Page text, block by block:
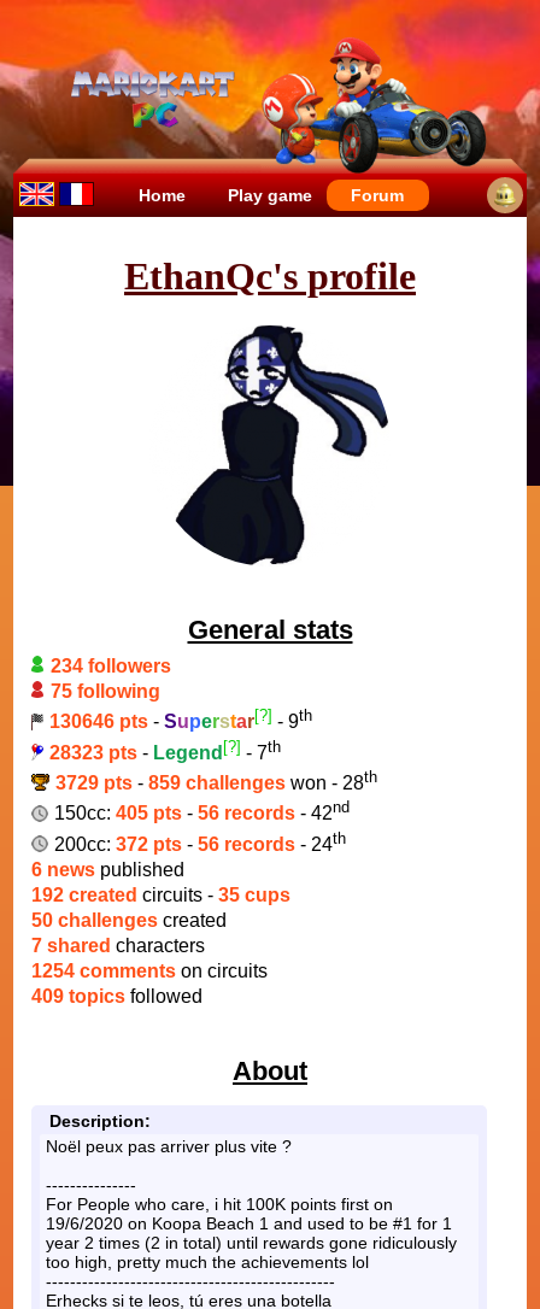
Home Play game Forum
EthanQc's profile
General stats
234 followers
75 following
130646 pts - Superstar[?] - 9th
28323 pts - Legend [?] - 7th
3729 pts- 859 challengeswon - 28th
150cc: 405 pts - 56 records - 42nd
200cc: 372 pts - 56 records - 24th
6 news published
192 created circuits - 35 cups
50 challenges created
7 shared characters
1254 comments on circuits
409 topics followed
About
Description:
Noël peux pas arriver plus vite ?
---------------
For People who care, i hit 100K points first on
19/6/2020 on Koopa Beach 1 and used to be #1 for 1
year 2 times (2 in total) until rewards gone ridiculously
too high, pretty much the achievements lol
------------------------------------------------
Erhecks si te leos, tú eres una botella